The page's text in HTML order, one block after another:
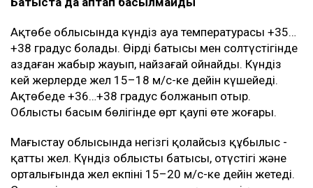
Ақтөбе облысында күндіз ауа температурасы +35…
+38 градус болады. Өңірдің батысы мен солтүстігінде
аздаған жаңбыр жауып, найзағай ойнайды. Күндіз
кей жерлерде жел 15–18 м/с-ке дейін күшейеді.
Ақтөбеде +36…+38 градус болжанып отыр.
Облыстың басым бөлігінде өрт қаупі өте жоғары.
Маңғыстау облысында негізгі қолайсыз құбылыс -
қатты жел. Күндіз облыстың батысы, оңтүстігі және
орталығында жел екпіні 15–20 м/с-ке дейін жетеді.